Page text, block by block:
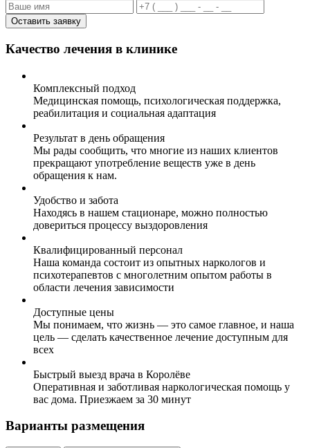
Оставить заявку
Качество лечения в клинике
Комплексный подход
Медицинская помощь, психологическая поддержка,
реабилитация и социальная адаптация
Результат в день обращения
Мы рады сообщить, что многие из наших клиентов
прекращают употребление веществ уже в день
обращения к нам.
Удобство и забота
Находясь в нашем стационаре, можно полностью
довериться процессу выздоровления
Квалифицированный персонал
Наша команда состоит из опытных наркологов и
психотерапевтов с многолетним опытом работы в
области лечения зависимости
Доступные цены
Мы понимаем, что жизнь — это самое главное, и наша
цель — сделать качественное лечение доступным для
всех
Быстрый выезд врача в Королёве
Оперативная и заботливая наркологическая помощь у
вас дома. Приезжаем за 30 минут
Варианты размещения